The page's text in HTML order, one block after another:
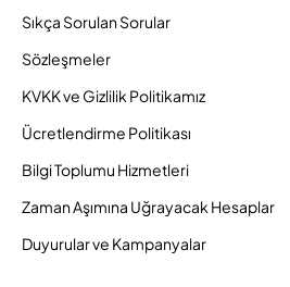
Sıkça Sorulan Sorular
Sözleşmeler
KVKK ve Gizlilik Politikamız
Ücretlendirme Politikası
Bilgi Toplumu Hizmetleri
Zaman Aşımına Uğrayacak Hesaplar
Duyurular ve Kampanyalar